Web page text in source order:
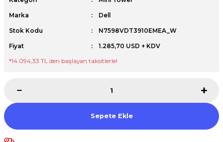
/ XPS+GPU
Marka Dell
Stok Kodu N7598VDT3910EMEA_W
Fiyat
1.285,70 USD + KDV
*14.094,33 TL den başlayan taksitlerle!
Sepete Ekle